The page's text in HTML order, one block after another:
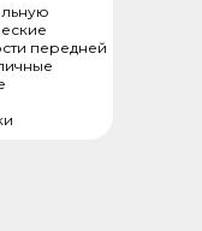
передней